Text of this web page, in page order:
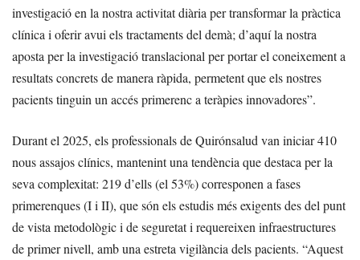
investigació en la nostra activitat diària per transformar la pràctica
clínica i oferir avui els tractaments del demà; d’aquí la nostra
aposta per la investigació translacional per portar el coneixement a
resultats concrets de manera ràpida, permetent que els nostres
pacients tinguin un accés primerenc a teràpies innovadores”.
Durant el 2025, els professionals de Quirónsalud van iniciar 410
nous assajos clínics, mantenint una tendència que destaca per la
seva complexitat: 219 d’ells (el 53%) corresponen a fases
primerenques (I i II), que són els estudis més exigents des del punt
de vista metodològic i de seguretat i requereixen infraestructures
de primer nivell, amb una estreta vigilància dels pacients. “Aquest